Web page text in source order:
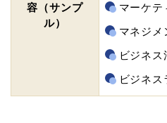
容（サンプ
ル）
マーケテ
マネジメ
ビジネス
ビジネ